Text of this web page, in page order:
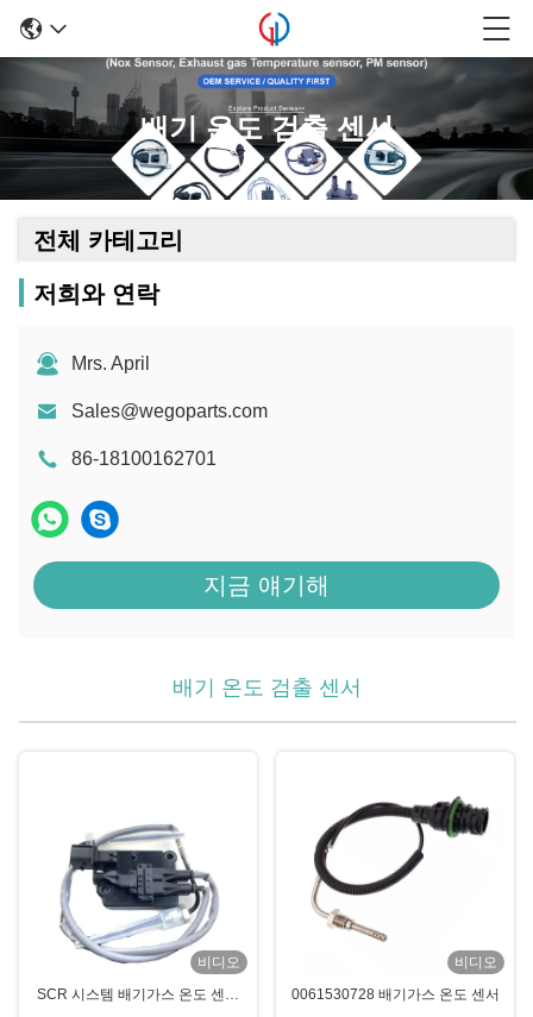
배기 온도 검출 센서
전체 카테고리
저희와 연락
Mrs. April
Sales@wegoparts.com
86-18100162701
지금 얘기해
배기 온도 검출 센서
비디오
SCR 시스템 배기가스 온도 센서
비디오
0061530728 배기가스 온도 센서